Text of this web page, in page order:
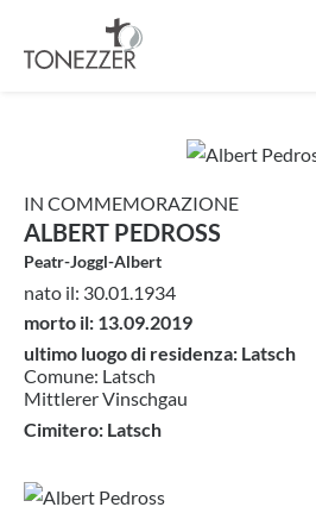
NECROLOGI
IN COMMEMORAZIONE
ALBERT PEDROSS
Peatr-Joggl-Albert
nato il: 30.01.1934
morto il: 13.09.2019
ultimo luogo di residenza: Latsch
Comune: Latsch
Mittlerer Vinschgau
Cimitero: Latsch